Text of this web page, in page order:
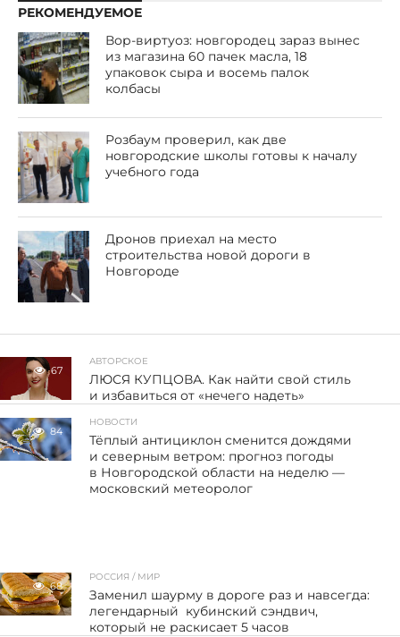
РЕКОМЕНДУЕМОЕ
Вор-виртуоз: новгородец зараз вынес
из магазина 60 пачек масла, 18
упаковок сыра и восемь палок
колбасы
Розбаум проверил, как две
новгородские школы готовы к началу
учебного года
Дронов приехал на место
строительства новой дороги в
Новгороде
67
АВТОРСКОЕ
ЛЮСЯ КУПЦОВА. Как найти свой стиль
и избавиться от «нечего надеть»
84
НОВОСТИ
Тёплый антициклон сменится дождями
и северным ветром: прогноз погоды
в Новгородской области на неделю —
московский метеоролог
68
РОССИЯ / МИР
Заменил шаурму в дороге раз и навсегда:
легендарный кубинский сэндвич,
который не раскисает 5 часов